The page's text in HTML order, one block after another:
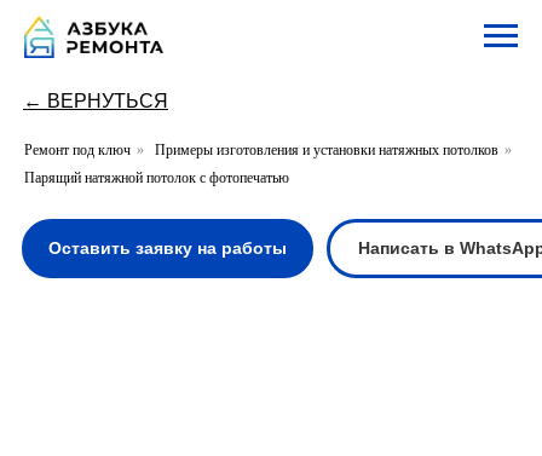
← ВЕРНУТЬСЯ
Ремонт под ключ » Примеры изготовления и установки натяжных потолков »
Парящий натяжной потолок с фотопечатью
Оставить заявку на работы Написать в WhatsApp